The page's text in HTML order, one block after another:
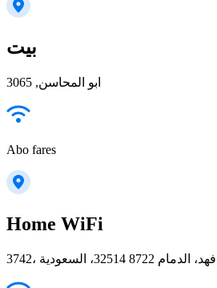
بيت
ابو المحاسن, 3065
Abo fares
Home WiFi
32514 8722، السعودية